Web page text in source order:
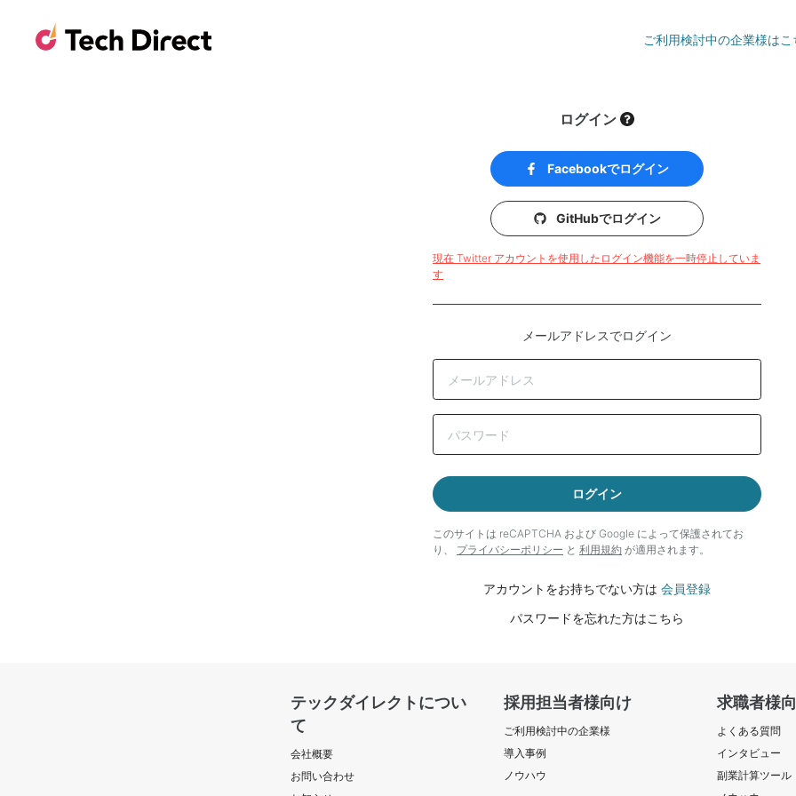
ご利用検討中の企業様はこ
ログイン
Facebookでログイン
GitHubでログイン
現在 Twitter アカウントを使用したログイン機能を一時停止していま
す
メールアドレスでログイン
ログイン
このサイトは reCAPTCHA および Google によって保護されてお
り、 プライバシーポリシー と 利用規約 が適用されます。
アカウントをお持ちでない方は 会員登録
パスワードを忘れた方はこちら
テックダイレクトについ
て
会社概要
お問い合わせ
採用担当者様向け
ご利用検討中の企業様
導入事例
ノウハウ
求職者様
よくある質問
インタビュー
副業計算ツール